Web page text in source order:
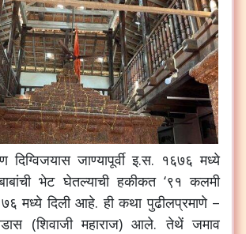
जाण्यापूर्वी इ.स. १६७६ मध्ये
भेट घेतल्याची हकीकत ‘९१ कलमी
मध्ये दिली आहे. ही कथा पुढीलप्रमाणे –
(शिवाजी महाराज) आले. तेथें जमाव